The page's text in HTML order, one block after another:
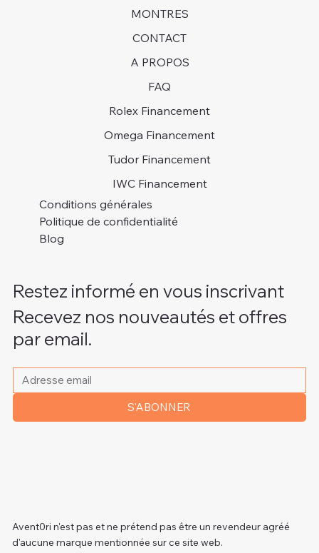
MONTRES
CONTACT
A PROPOS
FAQ
Rolex Financement
Omega Financement
Tudor Financement
IWC Financement
Conditions générales
Politique de confidentialité
Blog
Restez informé en vous inscrivant
Recevez nos nouveautés et offres
par email.
Veuillez indiquer votre adresse e-mail
S'ABONNER
Avent0ri n'est pas et ne prétend pas être un revendeur agréé
d'aucune marque mentionnée sur ce site web.